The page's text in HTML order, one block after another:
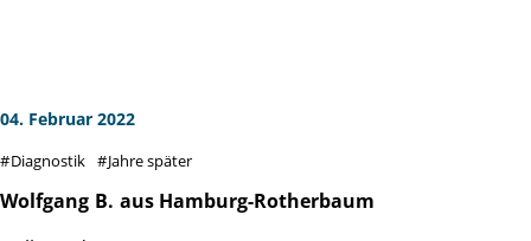
Herrn Prof. Salomon und dem Team der Station 1 für ihre
04. Februar 2022
Diagnostik Jahre später
Wolfgang B. aus Hamburg-Rotherbaum